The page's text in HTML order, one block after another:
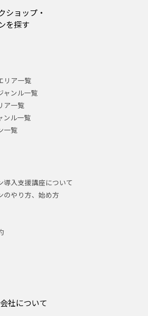
ショップ・
を探す
リア一覧
ャンル一覧
ア一覧
ンル一覧
一覧
導入支援講座について
のやり方、始め方
社について